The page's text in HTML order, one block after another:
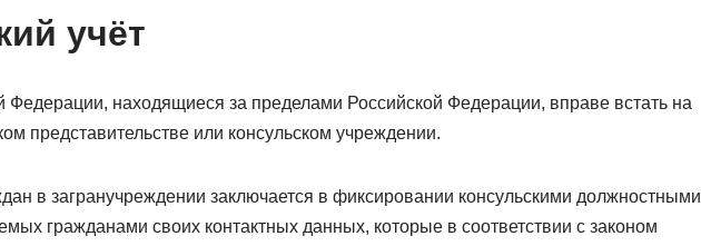
учёт
Федерации, находящиеся за пределами Российской Федерации, вправе встать на
представительстве или консульском учреждении.
в загранучреждении заключается в фиксировании консульскими должностными
гражданами своих контактных данных, которые в соответствии с законом